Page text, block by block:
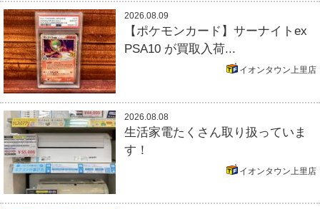
2026.08.09
【ポケモンカード】サーナイトex
PSA10 が買取入荷...
イオンタウン上里店
2026.08.08
生活家電たくさん取り扱っていま
す！
イオンタウン上里店